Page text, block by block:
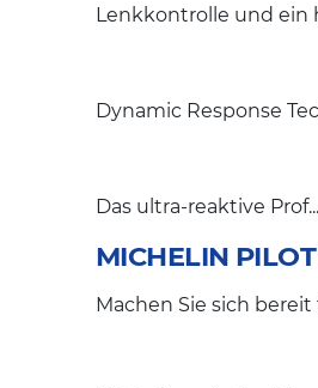
Lenkkontrolle und ein
Dynamic Response
Das ultra-reaktive Prof...
MICHELIN
Machen Sie sich